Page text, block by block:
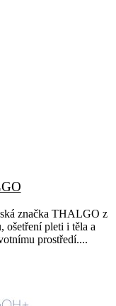
značka THALGO z
ošetření pleti i těla a
prostředí....